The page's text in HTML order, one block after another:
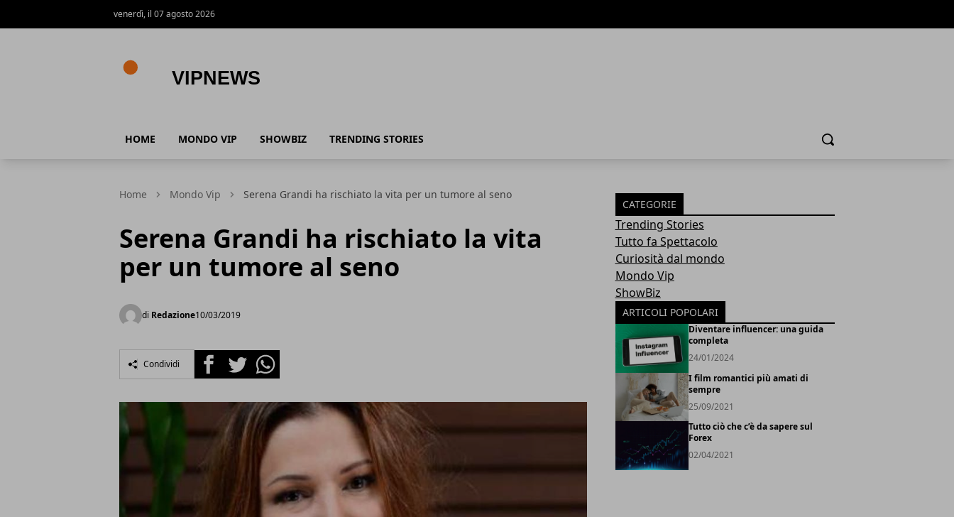
venerdì, il 07 agosto 2026
HOME MONDO VIP SHOWBIZ TRENDING STORIES Cerca
Home Mondo Vip Serena Grandi ha rischiato la vita per un tumore al seno
Serena Grandi ha rischiato la vita
per un tumore al seno
di Redazione10/03/2019
Condividi FacebookTwitterWhatsapp
CATEGORIE
Trending Stories
Tutto fa Spettacolo
Curiosità dal mondo
Mondo Vip
ShowBiz
ARTICOLI POPOLARI
Diventare influencer: una guida
completa
24/01/2024
I film romantici più amati di
sempre
25/09/2021
Tutto ciò che c’è da sapere sul
Forex
02/04/2021